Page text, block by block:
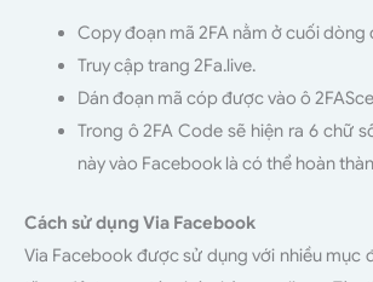
Copy đoạn mã 2FA nằm ở cuối dòng
Truy cập trang 2Fa.live.
Dán đoạn mã cóp được vào ô
Trong ô 2FA Code sẽ hiện ra 6 chữ
này vào Facebook là có thể hoàn
Cách sử dụng Via Facebook
Via Facebook được sử dụng với nhiều mục